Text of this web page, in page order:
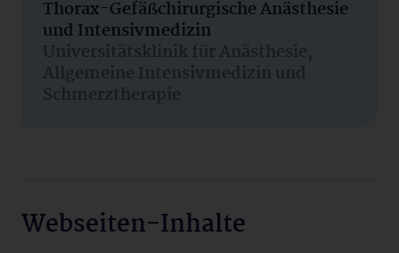
Thorax-Gefäßchirurgische Anästhesie
und Intensivmedizin
Universitätsklinik für Anästhesie,
Allgemeine Intensivmedizin und
Schmerztherapie
Webseiten-Inhalte